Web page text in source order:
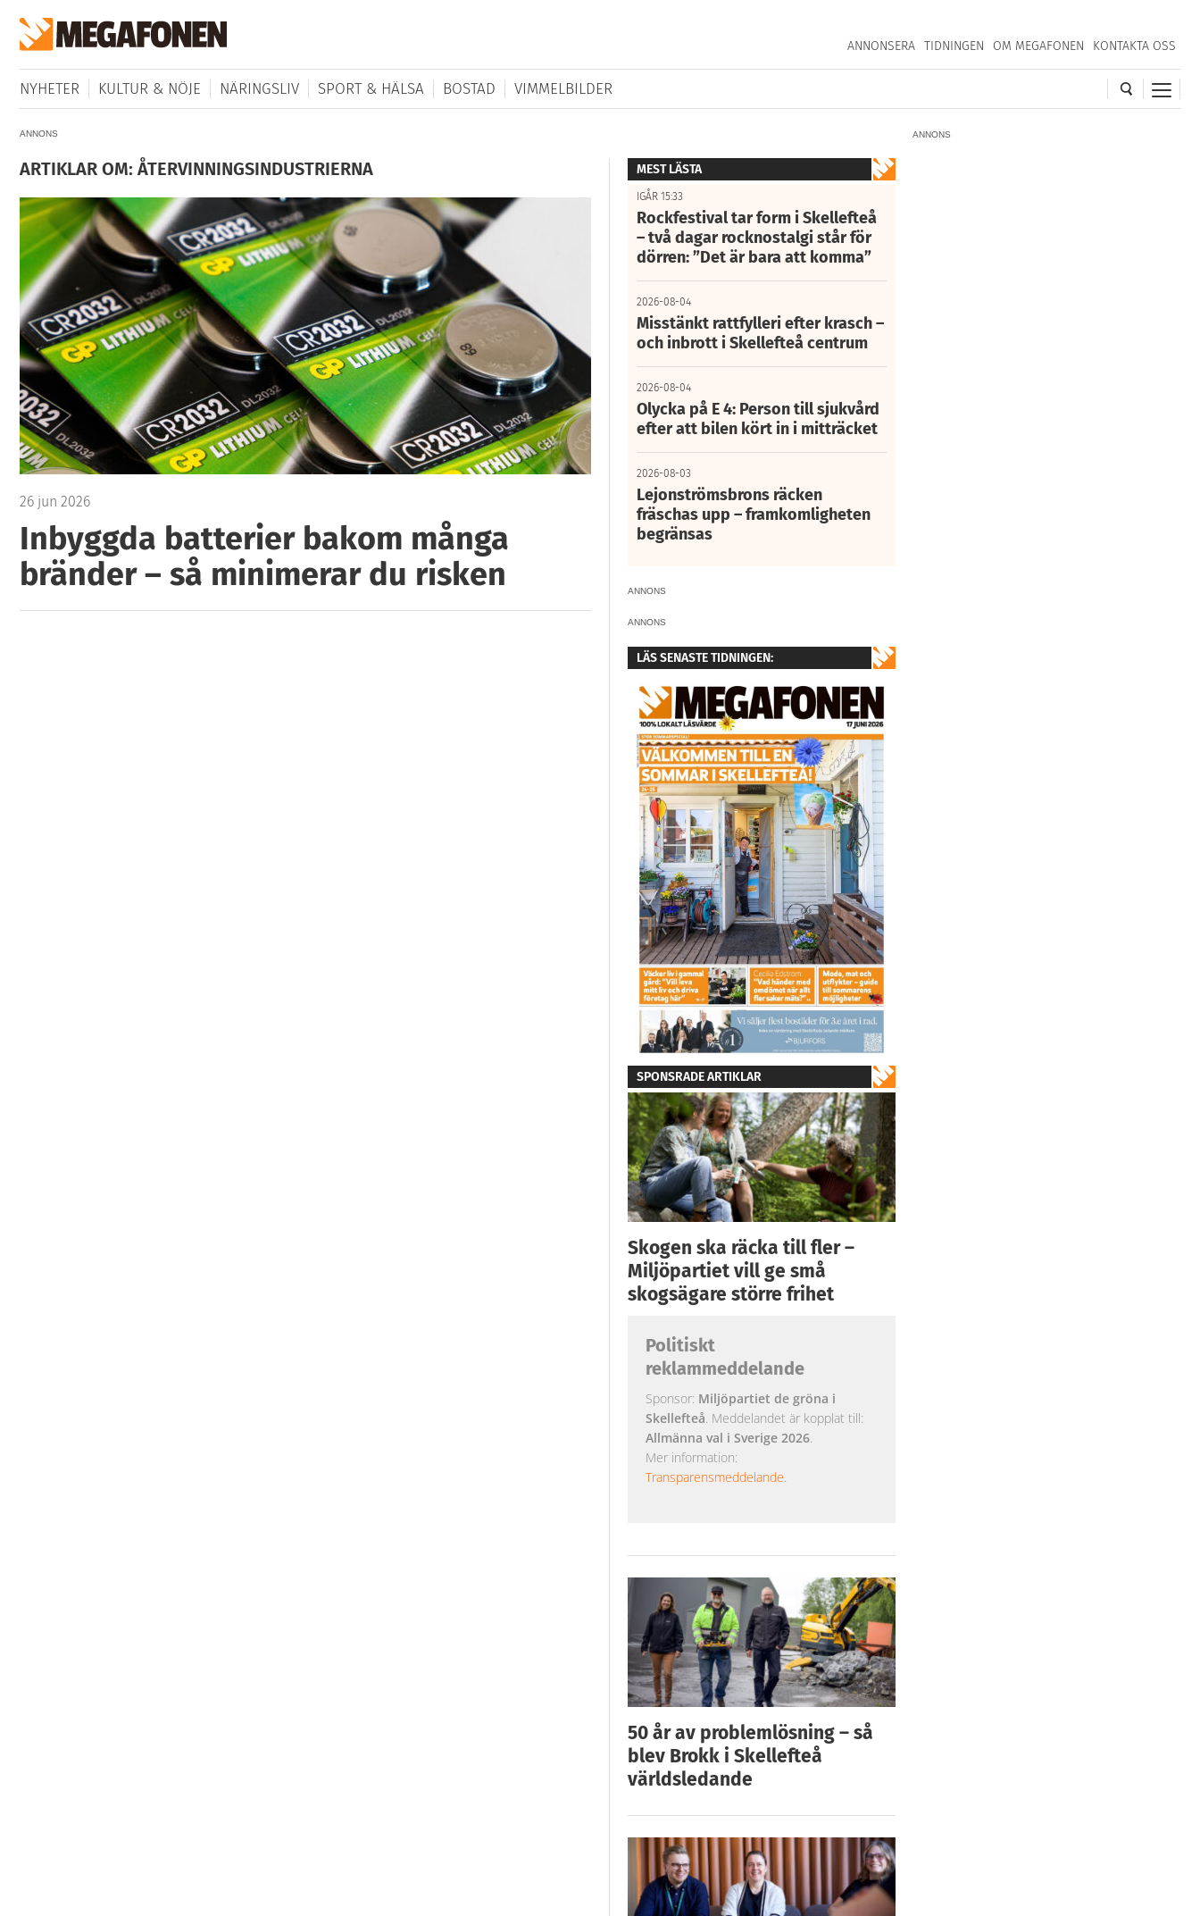
ANNONSERA TIDNINGEN OM MEGAFONEN KONTAKTA OSS
NYHETER KULTUR & NÖJE NÄRINGSLIV SPORT & HÄLSA BOSTAD VIMMELBILDER
ANNONS
ANNONS
ARTIKLAR OM: ÅTERVINNINGSINDUSTRIERNA
26 jun 2026
Inbyggda batterier bakom många
bränder – så minimerar du risken
MEST LÄSTA
IGÅR 15:33
Rockfestival tar form i Skellefteå
– två dagar rocknostalgi står för
dörren: ”Det är bara att komma”
2026-08-04
Misstänkt rattfylleri efter krasch –
och inbrott i Skellefteå centrum
2026-08-04
Olycka på E 4: Person till sjukvård
efter att bilen kört in i mitträcket
2026-08-03
Lejonströmsbrons räcken
fräschas upp – framkomligheten
begränsas
ANNONS
ANNONS
LÄS SENASTE TIDNINGEN:
SPONSRADE ARTIKLAR
Skogen ska räcka till fler –
Miljöpartiet vill ge små
skogsägare större frihet
Politiskt
reklammeddelande
Sponsor: Miljöpartiet de gröna i
Skellefteå. Meddelandet är kopplat till:
Allmänna val i Sverige 2026.
Mer information:
Transparensmeddelande.
50 år av problemlösning – så
blev Brokk i Skellefteå
världsledande